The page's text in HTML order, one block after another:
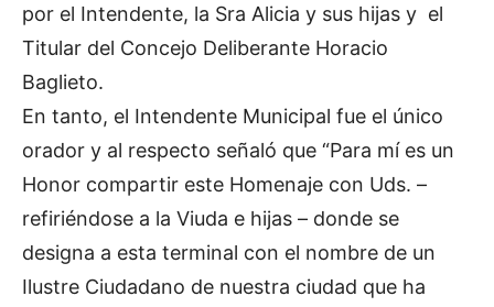
por el Intendente, la Sra Alicia y sus hijas y el
Titular del Concejo Deliberante Horacio
Baglieto.
En tanto, el Intendente Municipal fue el único
orador y al respecto señaló que “Para mí es un
Honor compartir este Homenaje con Uds. –
refiriéndose a la Viuda e hijas – donde se
designa a esta terminal con el nombre de un
Ilustre Ciudadano de nuestra ciudad que ha